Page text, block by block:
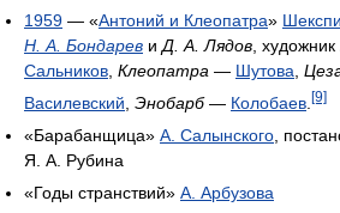
1959 — «Антоний и Клеопатра»
Н. А. Бондарев и Д. А. Лядов ,
Сальников Клеопатра — Шутова
Василевский Энобарб— Колобаев [9]
«Барабанщица» А. Салынского ,
Я. А. Рубина
«Годы странствий» А. Арбузова